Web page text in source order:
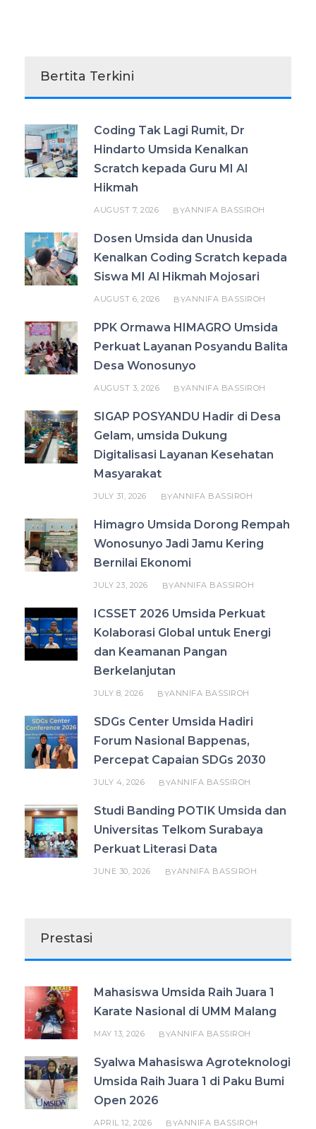
Bertita Terkini
Coding Tak Lagi Rumit, Dr
Hindarto Umsida Kenalkan
Scratch kepada Guru MI Al
Hikmah
AUGUST 7, 2026 BYANNIFA BASSIROH
Dosen Umsida dan Unusida
Kenalkan Coding Scratch kepada
Siswa MI Al Hikmah Mojosari
AUGUST 6, 2026 BYANNIFA BASSIROH
PPK Ormawa HIMAGRO Umsida
Perkuat Layanan Posyandu Balita
Desa Wonosunyo
AUGUST 3, 2026 BYANNIFA BASSIROH
SIGAP POSYANDU Hadir di Desa
Gelam, umsida Dukung
Digitalisasi Layanan Kesehatan
Masyarakat
JULY 31, 2026 BYANNIFA BASSIROH
Himagro Umsida Dorong Rempah
Wonosunyo Jadi Jamu Kering
Bernilai Ekonomi
JULY 23, 2026 BYANNIFA BASSIROH
ICSSET 2026 Umsida Perkuat
Kolaborasi Global untuk Energi
dan Keamanan Pangan
Berkelanjutan
JULY 8, 2026 BYANNIFA BASSIROH
SDGs Center Umsida Hadiri
Forum Nasional Bappenas,
Percepat Capaian SDGs 2030
JULY 4, 2026 BYANNIFA BASSIROH
Studi Banding POTIK Umsida dan
Universitas Telkom Surabaya
Perkuat Literasi Data
JUNE 30, 2026 BYANNIFA BASSIROH
Prestasi
Mahasiswa Umsida Raih Juara 1
Karate Nasional di UMM Malang
MAY 13, 2026 BYANNIFA BASSIROH
Syalwa Mahasiswa Agroteknologi
Umsida Raih Juara 1 di Paku Bumi
Open 2026
APRIL 12, 2026 BYANNIFA BASSIROH